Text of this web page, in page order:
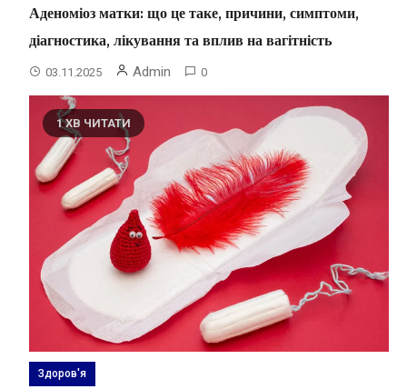
Аденоміоз матки: що це таке, причини, симптоми,
діагностика, лікування та вплив на вагітність
03.11.2025 Admin 0
1 ХВ ЧИТАТИ
Здоров'я